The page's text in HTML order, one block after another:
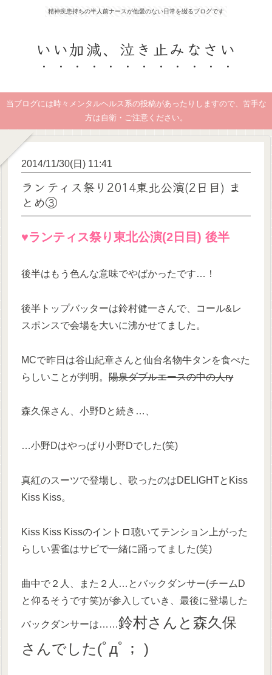
精神疾患持ちの半人前ナースが他愛のない日常を綴るブログです
いい加減、泣き止みなさい
当ブログには時々メンタルヘルス系の投稿があったりしますので、苦手な
方は自衛・ご注意ください。
2014/11/30(日) 11:41
ランティス祭り2014東北公演(2日目) ま
とめ③
♥︎ランティス祭り東北公演(2日目) 後半
後半はもう色んな意味でやばかったです…！
後半トップバッターは鈴村健一さんで、コール&レ
スポンスで会場を大いに沸かせてました。
MCで昨日は谷山紀章さんと仙台名物牛タンを食べた
らしいことが判明。陽泉ダブルエースの中の人ry
森久保さん、小野Dと続き…、
…小野Dはやっぱり小野Dでした(笑)
真紅のスーツで登場し、歌ったのはDELIGHTとKiss
Kiss Kiss。
Kiss Kiss Kissのイントロ聴いてテンション上がった
らしい雲雀はサビで一緒に踊ってました(笑)
曲中で２人、また２人…とバックダンサー(チームD
と仰るそうです笑)が参入していき、最後に登場した
バックダンサーは……鈴村さんと森久保
さんでした(ﾟдﾟ； )